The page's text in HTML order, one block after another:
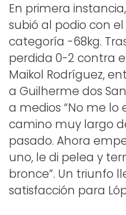
En primera
subió al podio con
categoría -68kg.
perdida 0-2 contra
Maikol Rodríguez,
a Guilherme dos
a medios “No me lo
camino muy largo
pasado. Ahora
uno, le di pelea y
bronce”. Un triunfo
satisfacción para